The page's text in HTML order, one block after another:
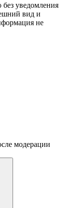
без уведомления
вид и
не
модерации